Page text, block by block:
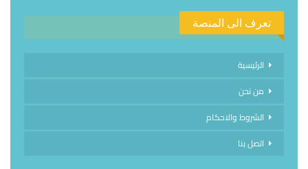
تعرف الى المنصة
الرئيسية
من نحن
الشروط والاحكام
اتصل بنا